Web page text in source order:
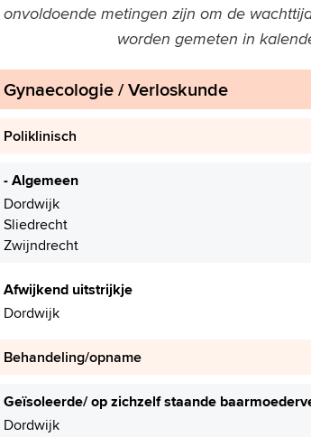
onvoldoende metingen zijn om de
worden gemeten in
Gynaecologie / Verloskunde
Poliklinisch
- Algemeen
Dordwijk
Sliedrecht
Zwijndrecht
Afwijkend uitstrijkje
Dordwijk
Behandeling/opname
Geïsoleerde/ op zichzelf staande
Dordwijk